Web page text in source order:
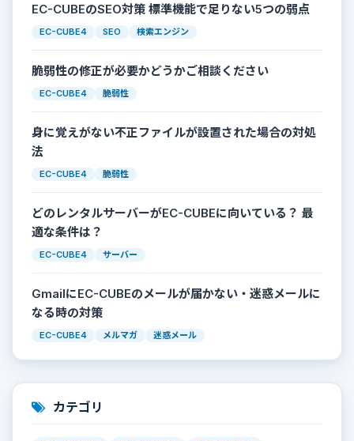
EC-CUBEのSEO対策 標準機能で足りない5つの弱点
EC-CUBE4 SEO 検索エンジン
脆弱性の修正が必要かどうかご相談ください
EC-CUBE4 脆弱性
身に覚えがない不正ファイルが設置された場合の対処
法
EC-CUBE4 脆弱性
どのレンタルサーバーがEC-CUBEに向いている？ 最
適な条件は？
EC-CUBE4 サーバー
GmailにEC-CUBEのメールが届かない・迷惑メールに
なる時の対策
EC-CUBE4 メルマガ 迷惑メール
カテゴリ